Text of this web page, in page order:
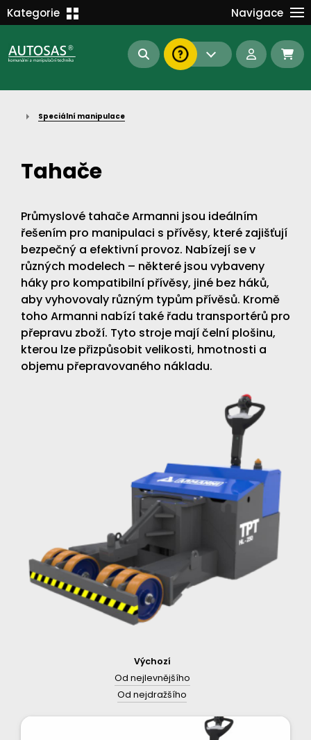
Kategorie
MANIPULAČNÍ TECHNIKA
BAGRY A MANIPULÁTORY
S-BAT ENERGY
náhradní díly stroje skladem půjčovna
Navigace
Kontakt
Speciální manipulace
Tahače
Průmyslové tahače Armanni jsou ideálním
řešením pro manipulaci s přívěsy, které zajišťují
bezpečný a efektivní provoz. Nabízejí se v
různých modelech – některé jsou vybaveny
háky pro kompatibilní přívěsy, jiné bez háků,
aby vyhovovaly různým typům přívěsů. Kromě
toho Armanni nabízí také řadu transportérů pro
přepravu zboží. Tyto stroje mají čelní plošinu,
kterou lze přizpůsobit velikosti, hmotnosti a
objemu přepravovaného nákladu.
Výchozí
Od nejlevnějšího
Od nejdražšího